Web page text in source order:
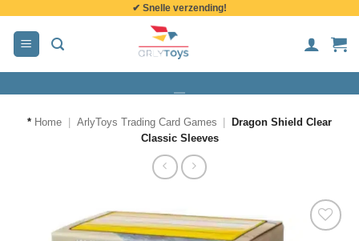
inhoud
✔ Snelle verzending!
* Home ArlyToys Trading Card Games
Dragon Shield Clear
Classic Sleeves